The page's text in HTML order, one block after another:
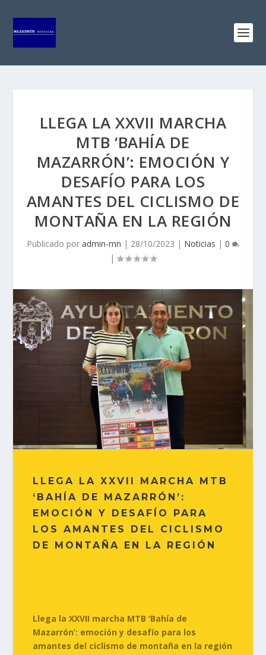
LLEGA LA XXVII MARCHA
MTB ‘BAHÍA DE
MAZARRÓN’: EMOCIÓN Y
DESAFÍO PARA LOS
AMANTES DEL CICLISMO DE
MONTAÑA EN LA REGIÓN
Publicado por admin-mn | 28/10/2023 | Noticias | 0
|
LLEGA LA XXVII MARCHA MTB
‘BAHÍA DE MAZARRÓN’:
EMOCIÓN Y DESAFÍO PARA
LOS AMANTES DEL CICLISMO
DE MONTAÑA EN LA REGIÓN
Llega la XXVII marcha MTB ‘Bahía de
Mazarrón’: emoción y desafío para los
amantes del ciclismo de montaña en la región